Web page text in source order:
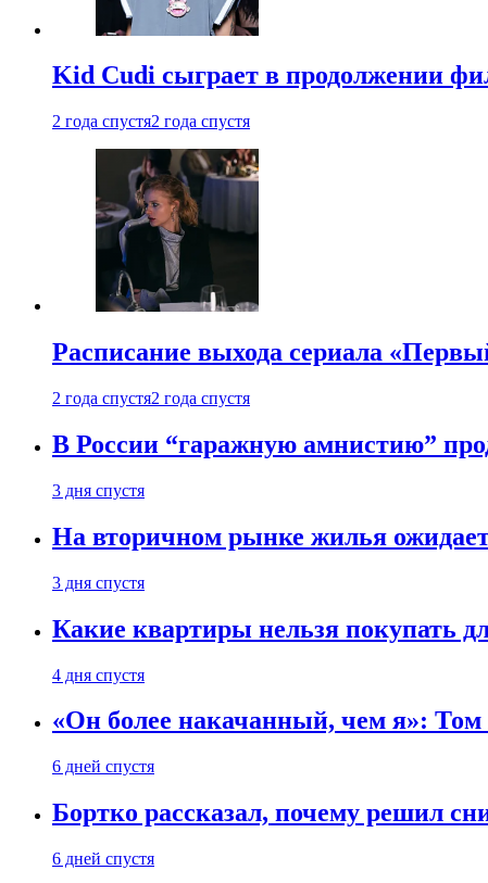
Kid Cudi сыграет в продолжении
2 года спустя2 года спустя
Расписание выхода сериала
2 года спустя2 года спустя
В России “гаражную амнистию”
3 дня спустя
На вторичном рынке жилья
3 дня спустя
Какие квартиры нельзя покупать
4 дня спустя
«Он более накачанный, чем я»:
6 дней спустя
Бортко рассказал, почему решил
6 дней спустя